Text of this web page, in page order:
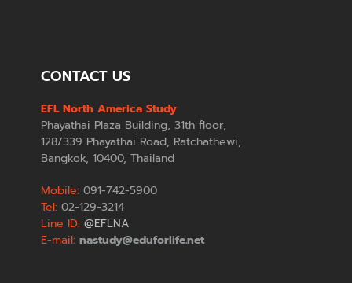
CONTACT US
EFL North America Study
Phayathai Plaza Building, 31th floor,
128/339 Phayathai Road, Ratchathewi,
Bangkok, 10400, Thailand
Mobile: 091-742-5900
Tel: 02-129-3214
Line ID: @EFLNA
E-mail: nastudy@eduforlife.net